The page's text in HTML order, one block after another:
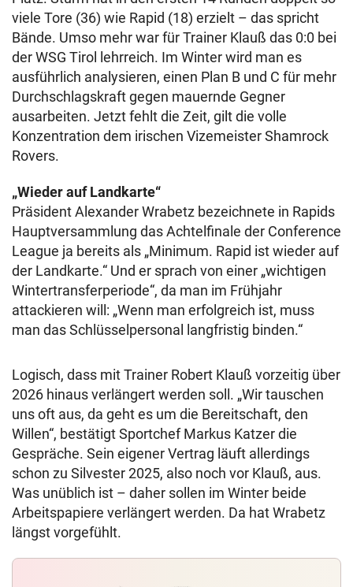
viele Tore (36) wie Rapid (18) erzielt – das spricht
Bände. Umso mehr war für Trainer Klauß das 0:0 bei
der WSG Tirol lehrreich. Im Winter wird man es
ausführlich analysieren, einen Plan B und C für mehr
Durchschlagskraft gegen mauernde Gegner
ausarbeiten. Jetzt fehlt die Zeit, gilt die volle
Konzentration dem irischen Vizemeister Shamrock
Rovers.
„Wieder auf Landkarte“
Präsident Alexander Wrabetz bezeichnete in Rapids
Hauptversammlung das Achtelfinale der Conference
League ja bereits als „Minimum. Rapid ist wieder auf
der Landkarte.“ Und er sprach von einer „wichtigen
Wintertransferperiode“, da man im Frühjahr
attackieren will: „Wenn man erfolgreich ist, muss
man das Schlüsselpersonal langfristig binden.“
Logisch, dass mit Trainer Robert Klauß vorzeitig über
2026 hinaus verlängert werden soll. „Wir tauschen
uns oft aus, da geht es um die Bereitschaft, den
Willen“, bestätigt Sportchef Markus Katzer die
Gespräche. Sein eigener Vertrag läuft allerdings
schon zu Silvester 2025, also noch vor Klauß, aus.
Was unüblich ist – daher sollen im Winter beide
Arbeitspapiere verlängert werden. Da hat Wrabetz
längst vorgefühlt.